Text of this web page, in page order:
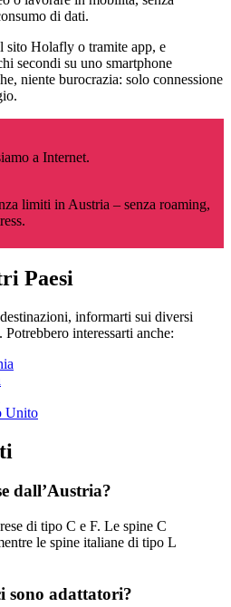
di dati.
sito Holafly o tramite app, e
secondi su uno smartphone
niente burocrazia: solo connessione
a Internet.
limiti in Austria – senza roaming,
Paesi
informarti sui diversi
interessarti anche:
Unito
dall’Austria?
di tipo C e F. Le spine C
le spine italiane di tipo L
sono adattatori?